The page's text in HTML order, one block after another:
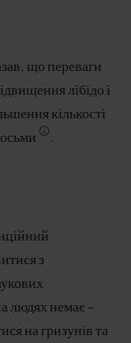
що переваги
лібідо і
кількості
.
з
людях немає -
на гризунів та